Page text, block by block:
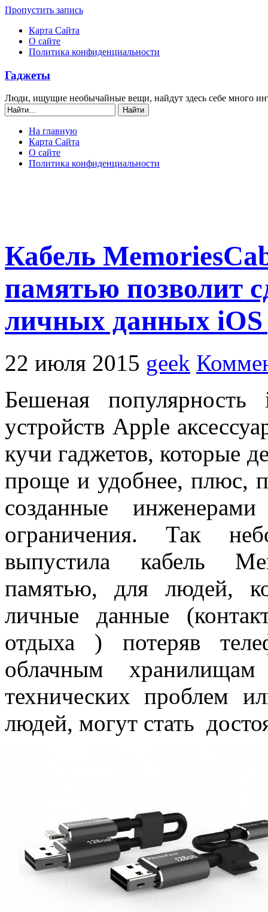
Пропустить запись
Карта Сайта
О сайте
Политика конфиденциальности
Гаджеты
Люди, ищущие необычайные вещи, найдут здесь себе много
На главную
Карта Сайта
О сайте
Политика конфиденциальности
Кабель
памятью позволит
личных данных iOS
22 июля 2015 geek
Бешеная
устройств Apple
кучи гаджетов, которые
проще и удобнее, плюс,
созданные
ограничения. Так
выпустила кабель
памятью, для людей,
личные данные
отдыха ) потеряв
облачным
технических проблем
людей, могут стать